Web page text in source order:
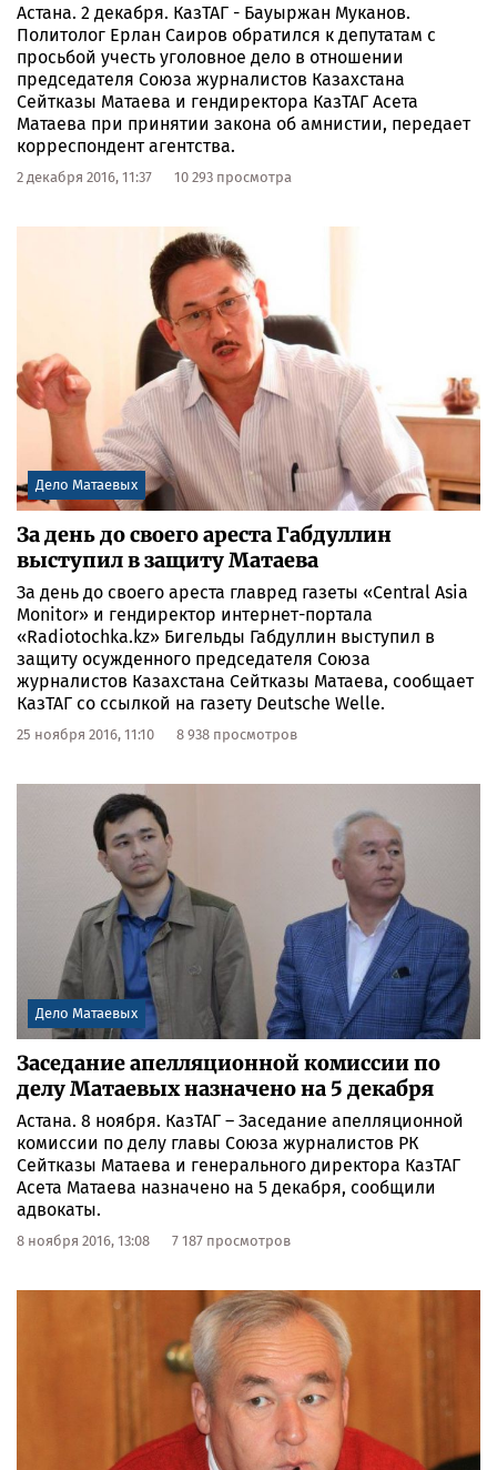
Астана. 2 декабря. КазТАГ - Бауыржан Муканов.
Политолог Ерлан Саиров обратился к депутатам с
просьбой учесть уголовное дело в отношении
председателя Союза журналистов Казахстана
Сейтказы Матаева и гендиректора КазТАГ Асета
Матаева при принятии закона об амнистии, передает
корреспондент агентства.
2 декабря 2016, 11:37 10 293 просмотра
Дело Матаевых
​За день до своего ареста Габдуллин
выступил в защиту Матаева
За день до своего ареста главред газеты «Central Asia
Monitor» и гендиректор интернет-портала
«Radiotochka.kz» Бигельды Габдуллин выступил в
защиту осужденного председателя Союза
журналистов Казахстана Сейтказы Матаева, сообщает
КазТАГ со ссылкой на газету Deutsche Welle.
25 ноября 2016, 11:10 8 938 просмотров
Дело Матаевых
Заседание апелляционной комиссии по
делу Матаевых назначено на 5 декабря
Астана. 8 ноября. КазТАГ – Заседание апелляционной
комиссии по делу главы Союза журналистов РК
Сейтказы Матаева и генерального директора КазТАГ
Асета Матаева назначено на 5 декабря, сообщили
адвокаты.
8 ноября 2016, 13:08 7 187 просмотров